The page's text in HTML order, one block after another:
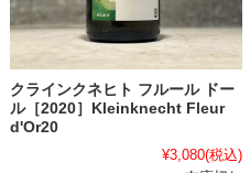
クラインクネヒト フルール ドー
ル［2020］Kleinknecht Fleur
d'Or20
¥3,080(税込)